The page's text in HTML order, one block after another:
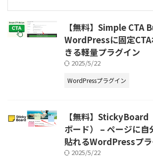
されたIP・日時・投稿ID・リファ
ラー情報を管理画面で確認可能
不要なアクセスや傾向の分析に活
用できる 除外IPの設定が可能
（管理者アクセスや社内IPなど）
期 主な機能 投稿・固定ページ単
home/front対応） リファラー情
報の ...
【無料】Simple CTA
WordPressに固定CTA
きる軽量プラグイン
2025/5/22
WordPressプラグイン
【無料】StickyBoard
ボード） – ページに自
貼れるWordPressプ
2025/5/22